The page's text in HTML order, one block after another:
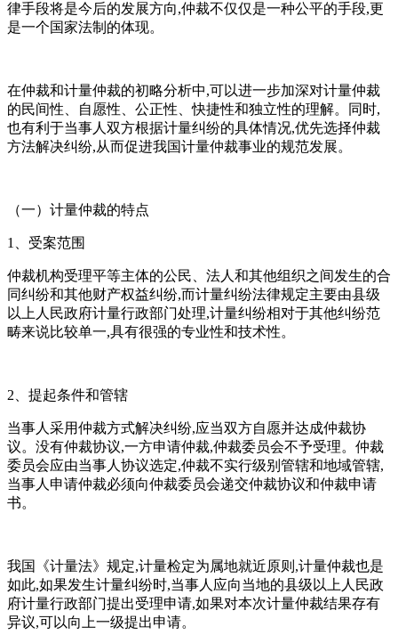
律手段将是今后的发展方向,仲裁不仅仅是一种公平的手段,更
是一个国家法制的体现。
在仲裁和计量仲裁的初略分析中,可以进一步加深对计量仲裁
的民间性、自愿性、公正性、快捷性和独立性的理解。同时,
也有利于当事人双方根据计量纠纷的具体情况,优先选择仲裁
方法解决纠纷,从而促进我国计量仲裁事业的规范发展。
（一）计量仲裁的特点
1、受案范围
仲裁机构受理平等主体的公民、法人和其他组织之间发生的合
同纠纷和其他财产权益纠纷,而计量纠纷法律规定主要由县级
以上人民政府计量行政部门处理,计量纠纷相对于其他纠纷范
畴来说比较单一,具有很强的专业性和技术性。
2、提起条件和管辖
当事人采用仲裁方式解决纠纷,应当双方自愿并达成仲裁协
议。没有仲裁协议,一方申请仲裁,仲裁委员会不予受理。仲裁
委员会应由当事人协议选定,仲裁不实行级别管辖和地域管辖,
当事人申请仲裁必须向仲裁委员会递交仲裁协议和仲裁申请
书。
我国《计量法》规定,计量检定为属地就近原则,计量仲裁也是
如此,如果发生计量纠纷时,当事人应向当地的县级以上人民政
府计量行政部门提出受理申请,如果对本次计量仲裁结果存有
异议,可以向上一级提出申请。